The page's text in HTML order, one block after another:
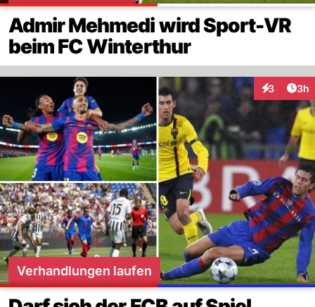
Admir Mehmedi wird Sport-VR
beim FC Winterthur
3 3h
Verhandlungen laufen